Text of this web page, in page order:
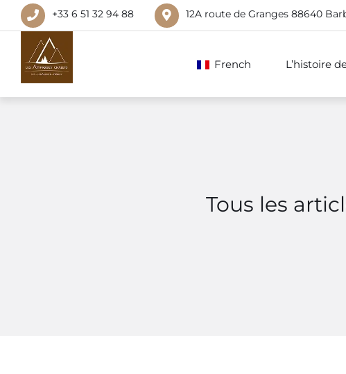
+33 6 51 32 94 88 12A route de Granges 88640
French L’histoire
Tous les